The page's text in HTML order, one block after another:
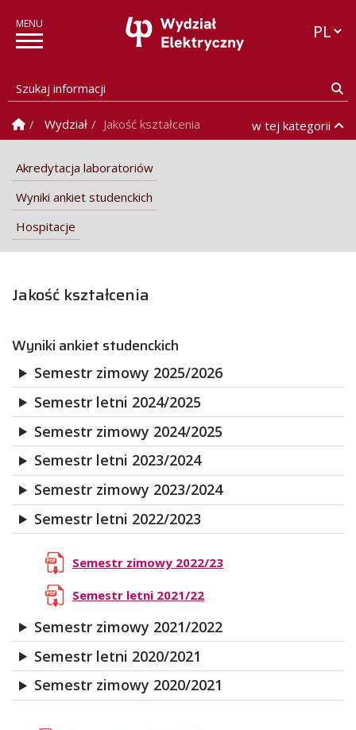
Szukaj informacji
Strona Główna
Wydział Jakość kształcenia w tej kategorii
Akredytacja laboratoriów
Wyniki ankiet studenckich
Hospitacje
Jakość kształcenia
Wyniki ankiet studenckich
Semestr zimowy 2025/2026
Semestr letni 2024/2025
Semestr zimowy 2024/2025
Semestr letni 2023/2024
Semestr zimowy 2023/2024
Semestr letni 2022/2023
Semestr zimowy 2022/23
Semestr letni 2021/22
Semestr zimowy 2021/2022
Semestr letni 2020/2021
Semestr zimowy 2020/2021